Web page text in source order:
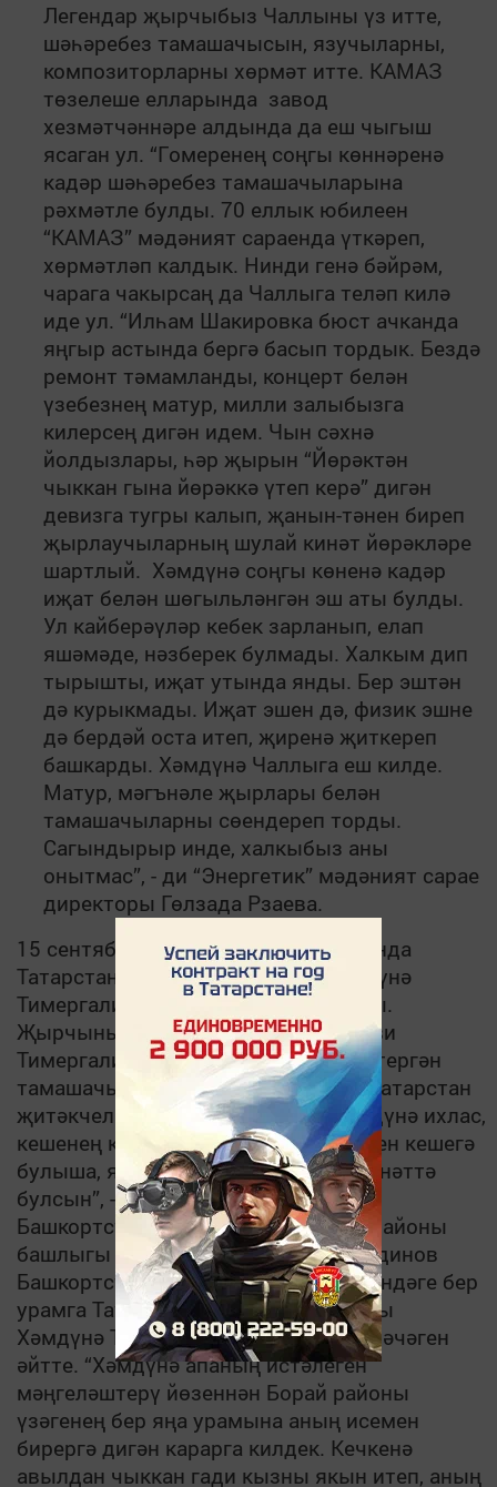
Легендар җырчыбыз Чаллыны үз итте,
шәһәребез тамашачысын, язучыларны,
композиторларны хөрмәт итте. КАМАЗ
төзелеше елларында завод
хезмәтчәннәре алдында да еш чыгыш
ясаган ул. “Гомеренең соңгы көннәренә
кадәр шәһәребез тамашачыларына
рәхмәтле булды. 70 еллык юбилеен
“КАМАЗ” мәдәният сараенда үткәреп,
хөрмәтләп калдык. Нинди генә бәйрәм,
чарага чакырсаң да Чаллыга теләп килә
иде ул. “Илһам Шакировка бюст ачканда
яңгыр астында бергә басып тордык. Бездә
ремонт тәмамланды, концерт белән
үзебезнең матур, милли залыбызга
килерсең дигән идем. Чын сәхнә
йолдызлары, һәр җырын “Йөрәктән
чыккан гына йөрәккә үтеп керә” дигән
девизга тугры калып, җанын-тәнен биреп
җырлаучыларның шулай кинәт йөрәкләре
шартлый. Хәмдүнә соңгы көненә кадәр
иҗат белән шөгыльләнгән эш аты булды.
Ул кайберәүләр кебек зарланып, елап
яшәмәде, нәзберек булмады. Халкым дип
тырышты, иҗат утында янды. Бер эштән
дә курыкмады. Иҗат эшен дә, физик эшне
дә бердәй оста итеп, җиренә җиткереп
башкарды. Хәмдүнә Чаллыга еш килде.
Матур, мәгънәле җырлары белән
тамашачыларны сөендереп торды.
Сагындырыр инде, халкыбыз аны
онытмас”, - ди “Энергетик” мәдәният сарае
директоры Гөлзада Рзаева.
15 сентябрьдә татар милләте Казанда
Татарстанның халык артисты Хәмдүнә
Тимергалиеваны соңгы юлга озатты.
Җырчының бертуган абыйсы Фәнәви
Тимергалиев җырларын яратып, үстергән
тамашачыларга, иҗатын бәяләгән Татарстан
җитәкчеләренә рәхмәт әйтте. “Хәмдүнә ихлас,
кешенең кемлегенә карамастан бөтен кешегә
булыша, ярдәм итә иде. Урыны җәннәттә
булсын”, - диде. Матәм чарасында
Башкортстан республикасы Борай районы
башлыгы урынбасары Гимир Нуретдинов
Башкортстанның Борай район үзәгендәге бер
урамга Татарстанның халык артисты
Хәмдүнә Тимергалиева исеме биреләчәген
әйтте. “Хәмдүнә апаның истәлеген
мәңгеләштерү йөзеннән Борай районы
үзәгенең бер яңа урамына аның исемен
бирергә дигән карарга килдек. Кечкенә
авылдан чыккан гади кызны якын итеп, аның